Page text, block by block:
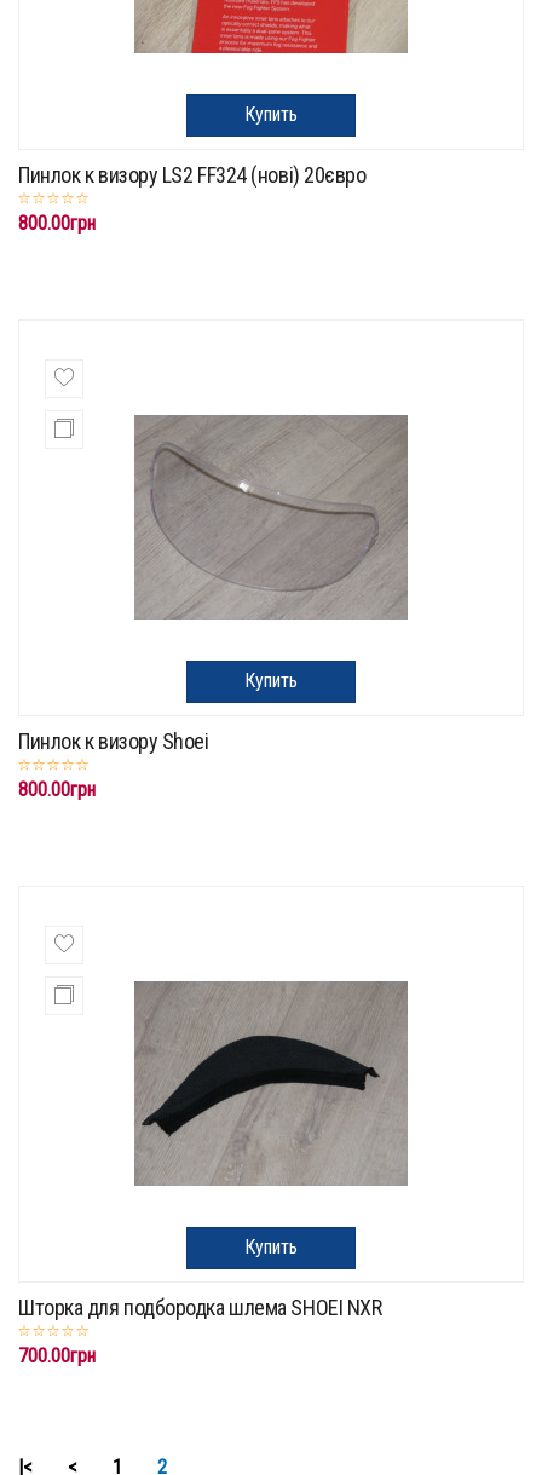
Купить
Пинлок к визору LS2 FF324 (нові) 20євро
800.00грн
Купить
Пинлок к визору Shoei
800.00грн
Купить
Шторка для подбородка шлема SHOEI NXR
700.00грн
|< < 1 2